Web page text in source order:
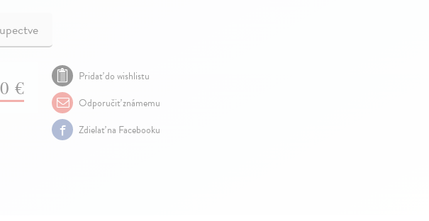
€
Pridať do wishlistu
Odporučiť známemu
Zdielať na Facebooku